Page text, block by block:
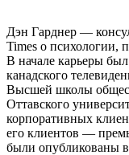
Дэн Гарднер —
Times о психологии,
В начале карьеры
канадского
Высшей школы
Оттавского
корпоративных
его клиентов —
были опубликованы в